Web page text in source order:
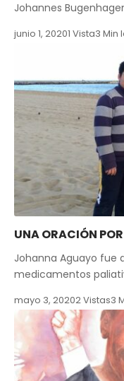
Johannes
junio 1, 20201 Vista3 Min
UNA ORACIÓN
Johanna Aguayo fue
medicamentos
mayo 3, 20202 Vistas3